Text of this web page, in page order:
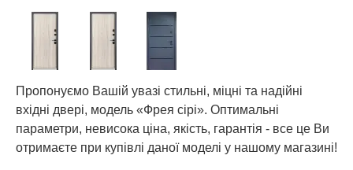
Пропонуємо Вашій увазі стильні, міцні та надійні
вхідні двері, модель «Фрея сірі». Оптимальні
параметри, невисока ціна, якість, гарантія - все це Ви
отримаєте при купівлі даної моделі у нашому магазині!